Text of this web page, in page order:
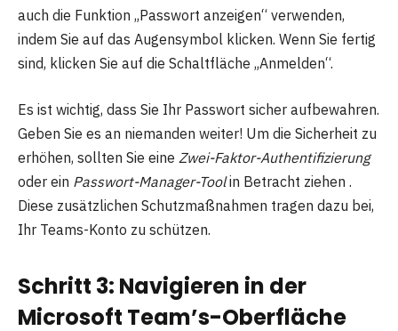
auch die Funktion „Passwort anzeigen“ verwenden,
indem Sie auf das Augensymbol klicken. Wenn Sie fertig
sind, klicken Sie auf die Schaltfläche „Anmelden“.
Es ist wichtig, dass Sie Ihr Passwort sicher aufbewahren.
Geben Sie es an niemanden weiter! Um die Sicherheit zu
erhöhen, sollten Sie eine Zwei-Faktor-Authentifizierung
oder ein Passwort-Manager-Toolin Betracht ziehen .
Diese zusätzlichen Schutzmaßnahmen tragen dazu bei,
Ihr Teams-Konto zu schützen.
Schritt 3: Navigieren in der
Microsoft Team’s-Oberfläche